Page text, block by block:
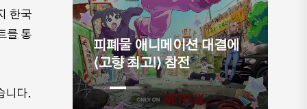
한국
를 통
니다.
승인
피폐물 애니메이션 대결에
⟨고향 최고!⟩ 참전